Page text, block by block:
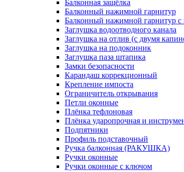
Балконная защёлка
Балконный нажимной гарнитур
Балконный нажимной гарнитур
Заглушка водоотводного канала
Заглушка на отлив (с двумя
Заглушка на подоконник
Заглушка паза штапика
Замки безопасности
Карандаш коррекционный
Крепление импоста
Ограничитель открывания
Петли оконные
Плёнка тефлоновая
Плёнка ударопрочная и
Подпятники
Профиль подставочный
Ручка балконная (РАКУШКА)
Ручки оконные
Ручки оконные с ключом